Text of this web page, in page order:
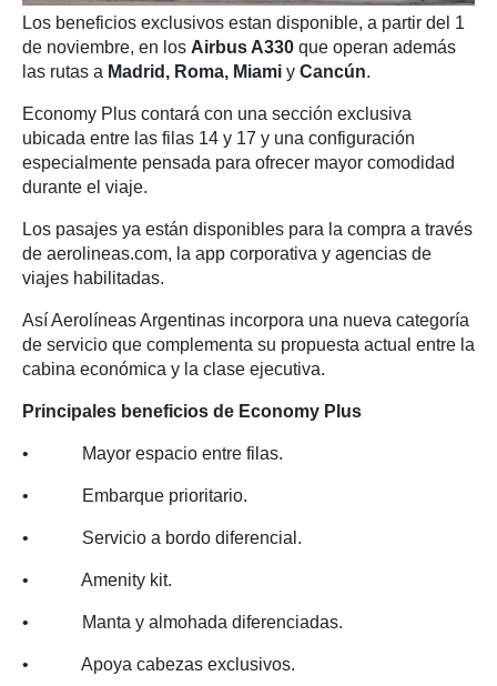
Los beneficios exclusivos estan disponible, a partir del 1
de noviembre, en los Airbus A330 que operan además
las rutas a Madrid, Roma, Miami y Cancún.
Economy Plus contará con una sección exclusiva
ubicada entre las filas 14 y 17 y una configuración
especialmente pensada para ofrecer mayor comodidad
durante el viaje.
Los pasajes ya están disponibles para la compra a través
de aerolineas.com, la app corporativa y agencias de
viajes habilitadas.
Así Aerolíneas Argentinas incorpora una nueva categoría
de servicio que complementa su propuesta actual entre la
cabina económica y la clase ejecutiva.
Principales beneficios de Economy Plus
• Mayor espacio entre filas.
• Embarque prioritario.
• Servicio a bordo diferencial.
• Amenity kit.
• Manta y almohada diferenciadas.
• Apoya cabezas exclusivos.